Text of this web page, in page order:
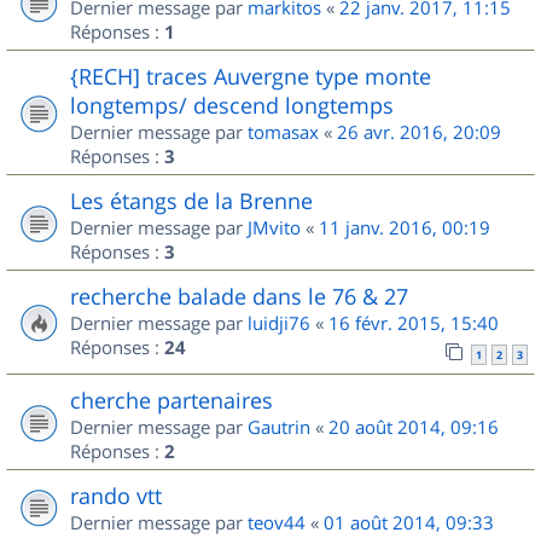
Dernier message par markitos « 22 janv. 2017, 11:15
Réponses : 1
{RECH] traces Auvergne type monte
longtemps/ descend longtemps
Dernier message par tomasax « 26 avr. 2016, 20:09
Réponses : 3
Les étangs de la Brenne
Dernier message par JMvito « 11 janv. 2016, 00:19
Réponses : 3
recherche balade dans le 76 & 27
Dernier message par luidji76 « 16 févr. 2015, 15:40
Réponses : 24 1 2 3
cherche partenaires
Dernier message par Gautrin « 20 août 2014, 09:16
Réponses : 2
rando vtt
Dernier message par teov44 « 01 août 2014, 09:33